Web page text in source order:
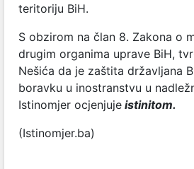
teritoriju BiH.
S obzirom na član 8. Zakona o
drugim organima uprave BiH,
Nešića da je zaštita državljana
boravku u inostranstvu u
Istinomjer ocjenjuje istinitom.
(Istinomjer.ba)